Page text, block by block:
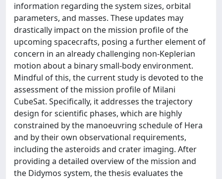
information regarding the system sizes, orbital
parameters, and masses. These updates may
drastically impact on the mission profile of the
upcoming spacecrafts, posing a further element of
concern in an already challenging non-Keplerian
motion about a binary small-body environment.
Mindful of this, the current study is devoted to the
assessment of the mission profile of Milani
CubeSat. Specifically, it addresses the trajectory
design for scientific phases, which are highly
constrained by the manoeuvring schedule of Hera
and by their own observational requirements,
including the asteroids and crater imaging. After
providing a detailed overview of the mission and
the Didymos system, the thesis evaluates the